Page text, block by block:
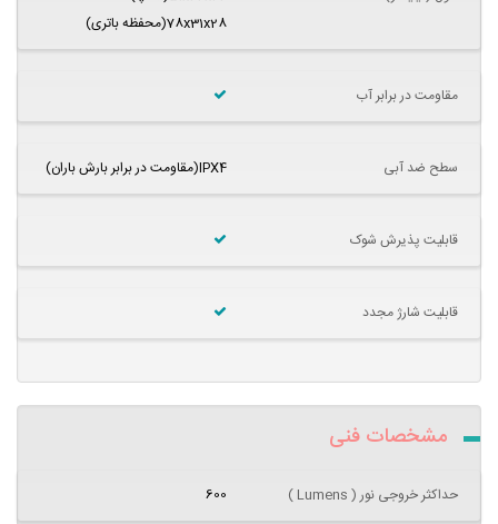
78x31x28(محفظه باتری)
مقاومت در برابر آب
سطح ضد آبی IPX4(مقاومت در برابر بارش باران)
قابلیت پذیرش شوک
قابلیت شارژ مجدد
مشخصات فنی
حداکثر خروجی نور ( Lumens ) 600